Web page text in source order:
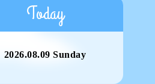
Today
2026.08.09 Sunday